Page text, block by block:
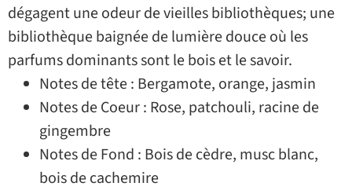
dégagent une odeur de vieilles bibliothèques; une
bibliothèque baignée de lumière douce où les
parfums dominants sont le bois et le savoir.
Notes de tête : Bergamote, orange, jasmin
Notes de Coeur : Rose, patchouli, racine de
gingembre
Notes de Fond : Bois de cèdre, musc blanc,
bois de cachemire